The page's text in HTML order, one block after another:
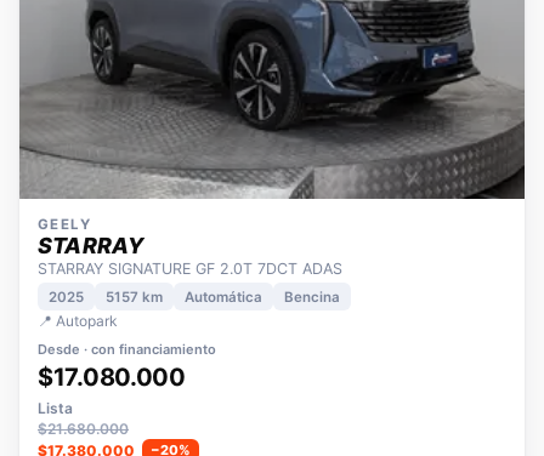
GEELY
STARRAY
STARRAY SIGNATURE GF 2.0T 7DCT ADAS
2025 5157 km
📍 Autopark
Desde · con financiamiento
$17.080.000
Lista
$21.680.000